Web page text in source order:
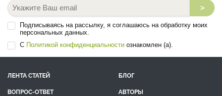
>
Подписываясь на рассылку, я соглашаюсь на обработку моих
персональных данных.
С Политикой конфиденциальности ознакомлен (а).
ЛЕНТА СТАТЕЙ
БЛОГ
ВОПРОС-ОТВЕТ
АВТОРЫ